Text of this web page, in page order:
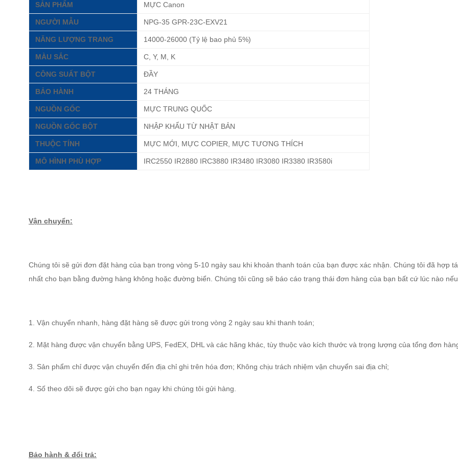
SẢN PHẨM
MỰC Canon
NGƯỜI MẪU NPG-35 GPR-23C-EXV21
NĂNG LƯỢNG TRANG 14000-26000 (Tỷ lệ bao phủ 5%)
MÀU SẮC C, Y, M, K
CÔNG SUẤT BỘT ĐẦY
BẢO HÀNH 24 THÁNG
NGUỒN GỐC MỰC TRUNG QUỐC
NGUỒN GỐC BỘT NHẬP KHẨU TỪ NHẬT BẢN
THUỘC TÍNH MỰC MỚI, MỰC COPIER, MỰC TƯƠNG THÍCH
MÔ HÌNH PHÙ HỢP IRC2550 IR2880 IRC3880 IR3480 IR3080 IR3380 IR3580i
Vận chuyển:
Chúng tôi sẽ gửi đơn đặt hàng của bạn trong vòng 5-10 ngày sau khi khoản thanh toán của bạn được xác nhận. Chúng tôi đã hợp
nhất cho bạn bằng đường hàng không hoặc đường biển. Chúng tôi cũng sẽ báo cáo trạng thái đơn hàng của bạn bất cứ lúc nào nếu
1. Vận chuyển nhanh, hàng đặt hàng sẽ được gửi trong vòng 2 ngày sau khi thanh toán;
2. Mặt hàng được vận chuyển bằng UPS, FedEX, DHL và các hãng khác, tùy thuộc vào kích thước và trọng lượng của tổng đơn
3. Sản phẩm chỉ được vận chuyển đến địa chỉ ghi trên hóa đơn; Không chịu trách nhiệm vận chuyển sai địa chỉ;
4. Số theo dõi sẽ được gửi cho bạn ngay khi chúng tôi gửi hàng.
Bảo hành & đổi trả: